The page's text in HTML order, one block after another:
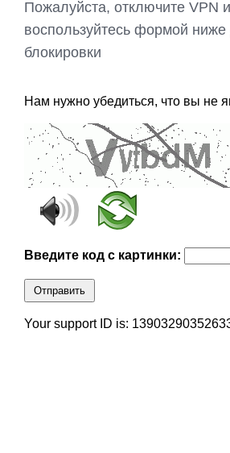
Пожалуйста, отключите VPN
воспользуйтесь формой
блокировки
Нам нужно убедиться, что вы не
Введите код с картинки:
Отправить
Your support ID is: